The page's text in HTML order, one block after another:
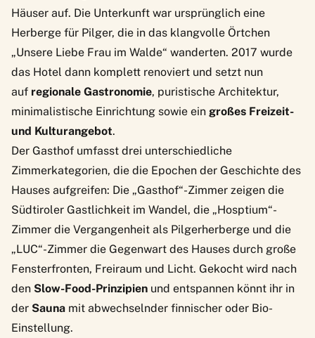
Häuser auf. Die Unterkunft war ursprünglich eine
Herberge für Pilger, die in das klangvolle Örtchen
„Unsere Liebe Frau im Walde“ wanderten. 2017 wurde
das Hotel dann komplett renoviert und setzt nun
auf regionale Gastronomie, puristische Architektur,
minimalistische Einrichtung sowie ein großes Freizeit-
und Kulturangebot.
Der Gasthof umfasst drei unterschiedliche
Zimmerkategorien, die die Epochen der Geschichte des
Hauses aufgreifen: Die „Gasthof“-Zimmer zeigen die
Südtiroler Gastlichkeit im Wandel, die „Hosptium“-
Zimmer die Vergangenheit als Pilgerherberge und die
„LUC“-Zimmer die Gegenwart des Hauses durch große
Fensterfronten, Freiraum und Licht. Gekocht wird nach
den Slow-Food-Prinzipien und entspannen könnt ihr in
der Sauna mit abwechselnder finnischer oder Bio-
Einstellung.